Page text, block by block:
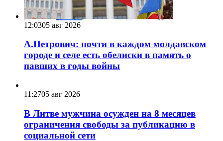
12:0305 авг 2026
А.Петрович: почти в каждом молдавском
городе и селе есть обелиски в память о
павших в годы войны
11:2705 авг 2026
В Литве мужчина осужден на 8 месяцев
ограничения свободы за публикацию в
социальной сети